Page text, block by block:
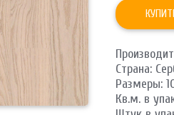
Страна:
Размеры:
Кв.м. в